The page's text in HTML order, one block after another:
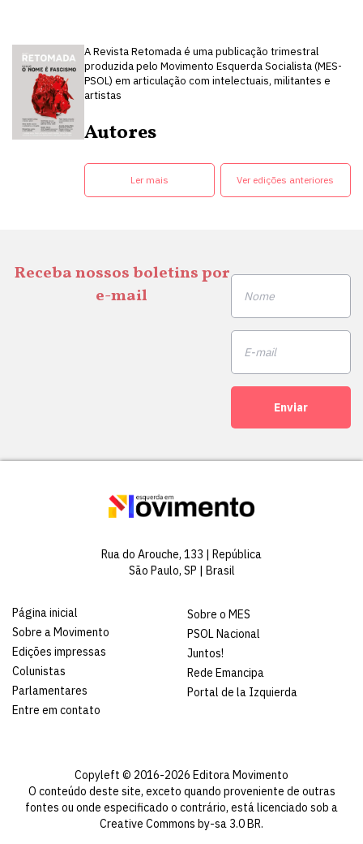
A Revista Retomada é uma publicação trimestral
produzida pelo Movimento Esquerda Socialista (MES-
PSOL) em articulação com intelectuais, militantes e
artistas
Autores
Ler mais Ver edições anteriores
Receba nossos boletins por
e-mail
Enviar
Rua do Arouche, 133 | República
São Paulo, SP | Brasil
Página inicial
Sobre a Movimento
Edições impressas
Colunistas
Parlamentares
Entre em contato
Sobre o MES
PSOL Nacional
Juntos!
Rede Emancipa
Portal de la Izquierda
Copyleft © 2016-2026 Editora Movimento
O conteúdo deste site, exceto quando proveniente de outras
fontes ou onde especificado o contrário, está licenciado sob a
Creative Commons by-sa 3.0 BR.